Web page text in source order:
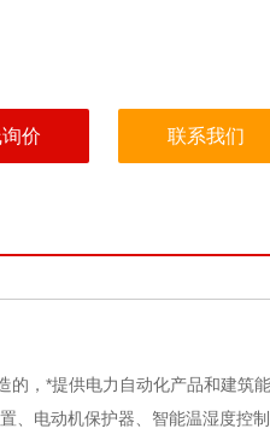
价 联系我们
的，*提供电力自动化产品和建筑
、电动机保护器、智能温湿度控